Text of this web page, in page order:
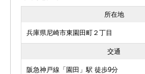
所在地
兵庫県尼崎市東園田町２丁目
交通
阪急神戸線「園田」駅 徒歩9分